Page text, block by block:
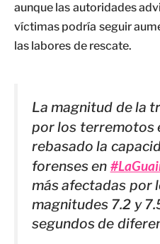
aunque las autoridades
víctimas podría seguir
las labores de rescate.
La magnitud de la
por los terremotos
rebasado la
forenses en
más afectadas por
magnitudes 7.2 y
segundos de